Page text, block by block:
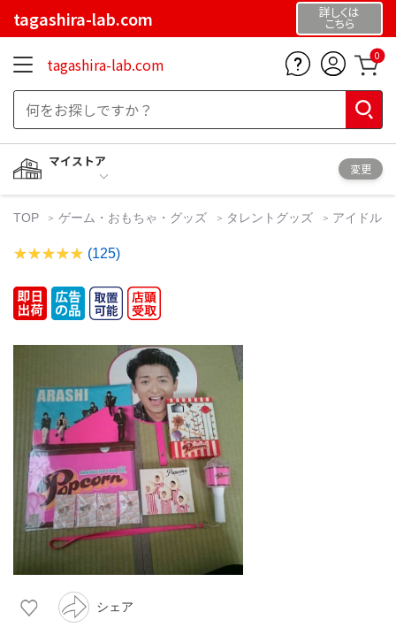
tagashira-lab.com 詳しくは
こちら
tagashira-lab.com 0
マイストア
変更
TOP ゲーム・おもちゃ・グッズ タレントグッズ アイドル
(125)
シェア